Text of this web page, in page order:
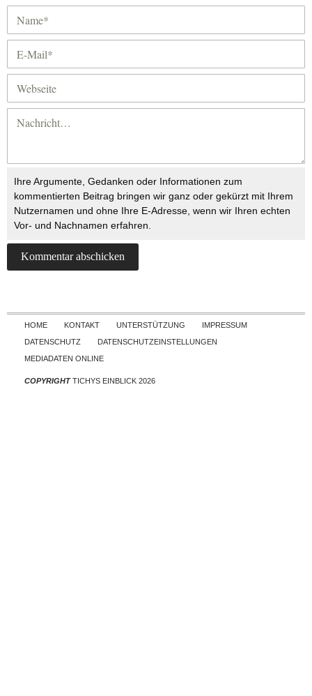
Ihre Argumente, Gedanken oder Informationen zum
kommentierten Beitrag bringen wir ganz oder gekürzt mit Ihrem
Nutzernamen und ohne Ihre E-Adresse, wenn wir Ihren echten
Vor- und Nachnamen erfahren.
Skip to content
HOME KONTAKT UNTERSTÜTZUNG
IMPRESSUM
DATENSCHUTZ
DATENSCHUTZEINSTELLUNGEN
MEDIADATEN ONLINE
COPYRIGHTTICHYS EINBLICK 2026